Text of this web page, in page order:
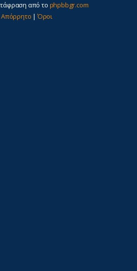
από το phpbbgr.com
Απόρρητο |Όροι